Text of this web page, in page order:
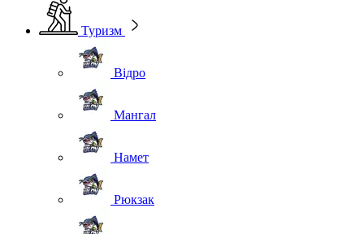
Туризм
Відро
Мангал
Намет
Рюкзак